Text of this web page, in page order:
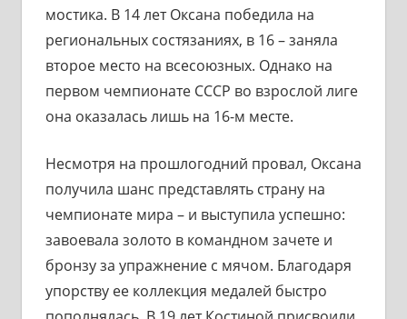
мостика. В 14 лет Оксана победила на
региональных состязаниях, в 16 – заняла
второе место на всесоюзных. Однако на
первом чемпионате СССР во взрослой лиге
она оказалась лишь на 16-м месте.
Несмотря на прошлогодний провал, Оксана
получила шанс представлять страну на
чемпионате мира – и выступила успешно:
завоевала золото в командном зачете и
бронзу за упражнение с мячом. Благодаря
упорству ее коллекция медалей быстро